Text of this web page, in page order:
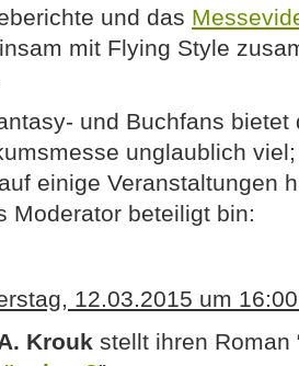
und das
mit Flying Style
und Buchfans bietet
unglaublich
einige Veranstaltungen
Moderator beteiligt bin:
12.03.2015 um
Krouk stellt ihren Roman